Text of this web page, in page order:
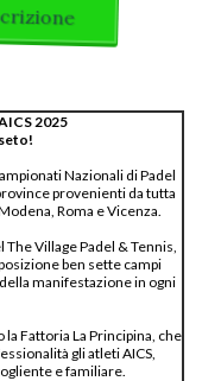
2025
Nazionali di Padel
provenienti da tutta
Roma e Vicenza.
Village Padel & Tennis,
ben sette campi
manifestazione in ogni
Fattoria La Principina, che
gli atleti AICS,
e familiare.